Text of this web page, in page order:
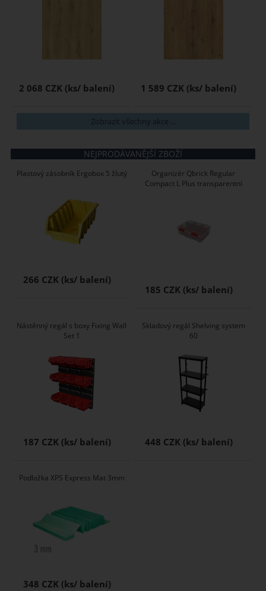
2 068 CZK 1 589 CZK
Zobrazit všechny akce ...
NEJPRODÁVANĚJŠÍ ZBOŽÍ
Plastový zásobník Ergobox 5 žlutý
266 CZK
Organizér Qbrick Regular
Compact L Plus transparentní
185 CZK
Nástěnný regál s boxy Fixing Wall
Set 1
187 CZK
Skladový regál Shelving system
60
448 CZK
Podložka XPS Express Mat 3mm
348 CZK